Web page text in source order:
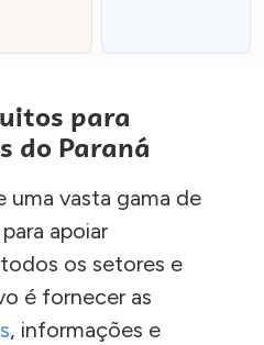
para
do Paraná
uma vasta gama de
apoiar
os setores e
é fornecer as
, informações e